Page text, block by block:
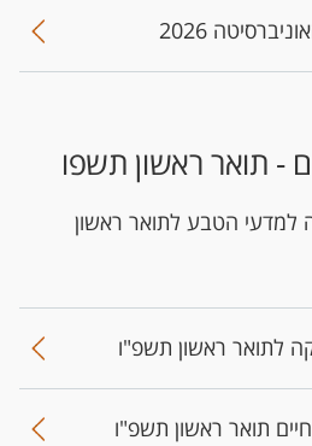
2026
- תואר ראשון תשפו
למדעי הטבע לתואר ראשון
לתואר ראשון תשפ"ו
תואר ראשון תשפ"ו